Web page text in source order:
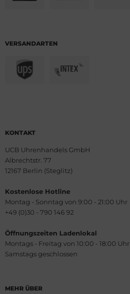
VERSANDARTEN
KONTAKT
UCB Uhrenhandels GmbH
Albrechtstr. 77
12167 Berlin (Steglitz)
Kostenlose Hotline
Montag - Sonntag von 9:00 - 21:00 Uhr
+49 (0)30 - 790 146 92
Öffnungszeiten Ladenlokal
Montags - Freitag von 10:00 - 18:00 Uhr
Samstags geschlossen
MEHR ÜBER